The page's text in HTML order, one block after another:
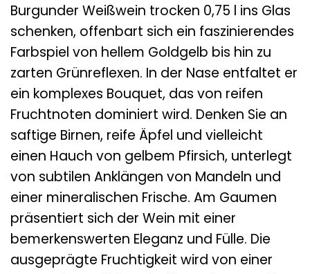
Burgunder Weißwein trocken 0,75 l ins Glas
schenken, offenbart sich ein faszinierendes
Farbspiel von hellem Goldgelb bis hin zu
zarten Grünreflexen. In der Nase entfaltet er
ein komplexes Bouquet, das von reifen
Fruchtnoten dominiert wird. Denken Sie an
saftige Birnen, reife Äpfel und vielleicht
einen Hauch von gelbem Pfirsich, unterlegt
von subtilen Anklängen von Mandeln und
einer mineralischen Frische. Am Gaumen
präsentiert sich der Wein mit einer
bemerkenswerten Eleganz und Fülle. Die
ausgeprägte Fruchtigkeit wird von einer